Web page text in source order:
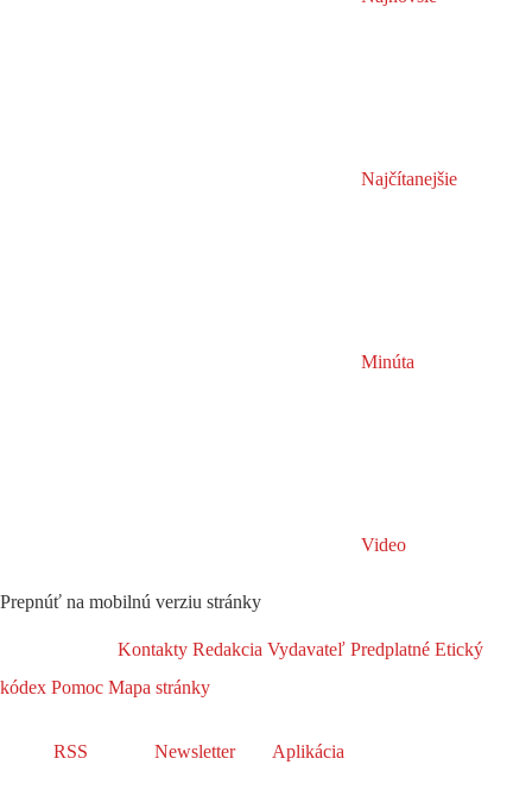
Najčítanejšie
Minúta
Video
Prepnúť na mobilnú verziu stránky
Kontakty Redakcia Vydavateľ Predplatné Etický
kódex Pomoc Mapa stránky
RSS Newsletter Aplikácia